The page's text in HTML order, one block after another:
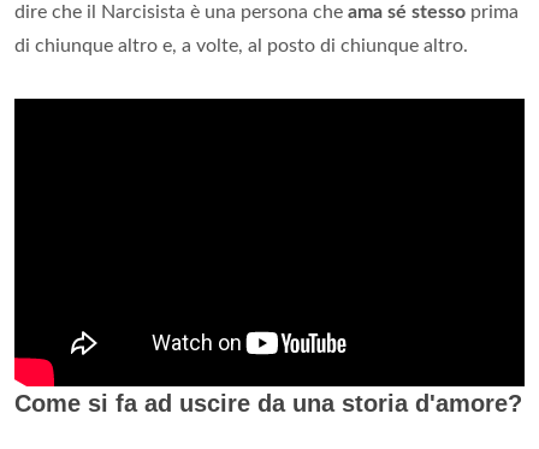
dire che il Narcisista è una persona che ama sé stesso prima
di chiunque altro e, a volte, al posto di chiunque altro.
Come si fa ad uscire da una storia d'amore?